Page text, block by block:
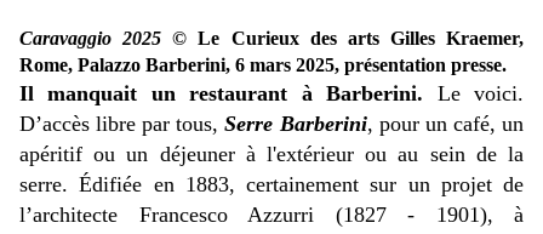
Caravaggio 2025 © Le Curieux des arts Gilles Kraemer,
Rome, Palazzo Barberini, 6 mars 2025, présentation presse.
Il manquait un restaurant à Barberini. Le voici.
D’accès libre par tous,Serre Barberini, pour un café, un
apéritif ou un déjeuner à l'extérieur ou au sein de la
serre. Édifiée en 1883, certainement sur un projet de
l’architecte Francesco Azzurri (1827 - 1901), à